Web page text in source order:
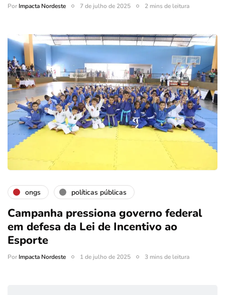
PorImpacta Nordeste 7 de julho de 2025 2 mins de leitura
ongs políticas públicas
Campanha pressiona governo federal
em defesa da Lei de Incentivo ao
Esporte
PorImpacta Nordeste 1 de julho de 2025 3 mins de leitura